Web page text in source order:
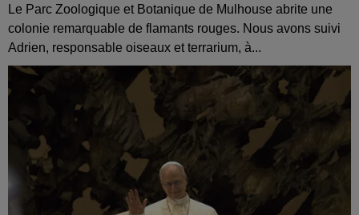
Le Parc Zoologique et Botanique de Mulhouse abrite une
colonie remarquable de flamants rouges. Nous avons suivi
Adrien, responsable oiseaux et terrarium, à...